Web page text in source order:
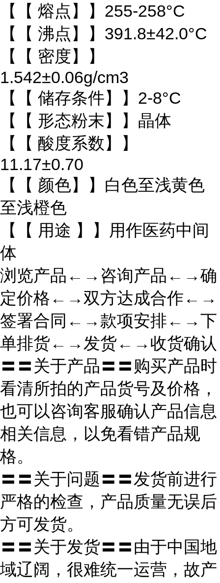
【【 熔点】】255-258°C
【【 沸点】】391.8±42.0°C
【【 密度】】
1.542±0.06g/cm3
【【 储存条件】】2-8°C
【【 形态粉末】】晶体
【【 酸度系数】】
11.17±0.70
【【 颜色】】白色至浅黄色
至浅橙色
【【 用途 】】用作医药中间
体
浏览产品←→咨询产品←→确
定价格←→双方达成合作←→
签署合同←→款项安排←→下
单排货←→发货←→收货确认
〓〓关于产品〓〓购买产品时
看清所拍的产品货号及价格，
也可以咨询客服确认产品信息
相关信息，以免看错产品规
格。
〓〓关于问题〓〓发货前进行
严格的检查，产品质量无误后
方可发货。
〓〓关于发货〓〓由于中国地
域辽阔，很难统一运营，故产